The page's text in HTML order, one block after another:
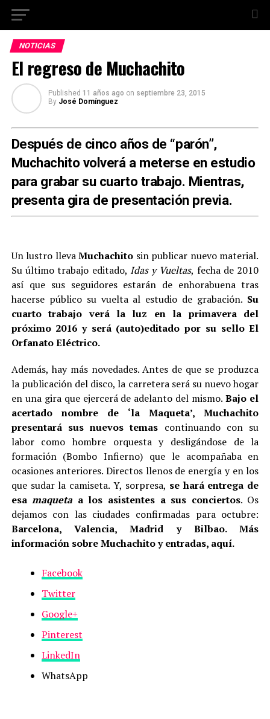
NOTICIAS
El regreso de Muchachito
Published 11 años ago on septiembre 23, 2015
By José Domínguez
Después de cinco años de “parón”,
Muchachito volverá a meterse en estudio
para grabar su cuarto trabajo. Mientras,
presenta gira de presentación previa.
Un lustro llevaMuchachito sin publicar nuevo material.
Su último trabajo editado, Idas y Vueltas, fecha de 2010
así que sus seguidores estarán de enhorabuena tras
hacerse público su vuelta al estudio de grabación. Su
cuarto trabajo verá la luz en la primavera del
próximo 2016 y será (auto)editado por su sello El
Orfanato Eléctrico.
Además, hay más novedades. Antes de que se produzca
la publicación del disco, la carretera será su nuevo hogar
en una gira que ejercerá de adelanto del mismo.Bajo el
acertado nombre de ‘la Maqueta’, Muchachito
presentará sus nuevos temas continuando con su
labor como hombre orquesta y desligándose de la
formación (Bombo Infierno) que le acompañaba en
ocasiones anteriores. Directos llenos de energía y en los
que sudar la camiseta. Y, sorpresa, se hará entrega de
esamaqueta a los asistentes a sus conciertos. Os
dejamos con las ciudades confirmadas para octubre:
Barcelona, Valencia, Madrid y Bilbao. Más
información sobre Muchachito y entradas, aquí.
Facebook
Twitter
Google+
Pinterest
LinkedIn
WhatsApp